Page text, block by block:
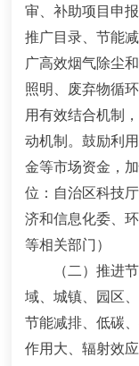
审、补助项目申
推广目录、节能
广高效烟气除尘
照明、废弃物循
用有效结合机制
动机制。鼓励利
金等市场资金，
位：自治区科技
济和信息化委、
等相关部门）
（二）推进
域、城镇、园区
节能减排、低碳
作用大、辐射效